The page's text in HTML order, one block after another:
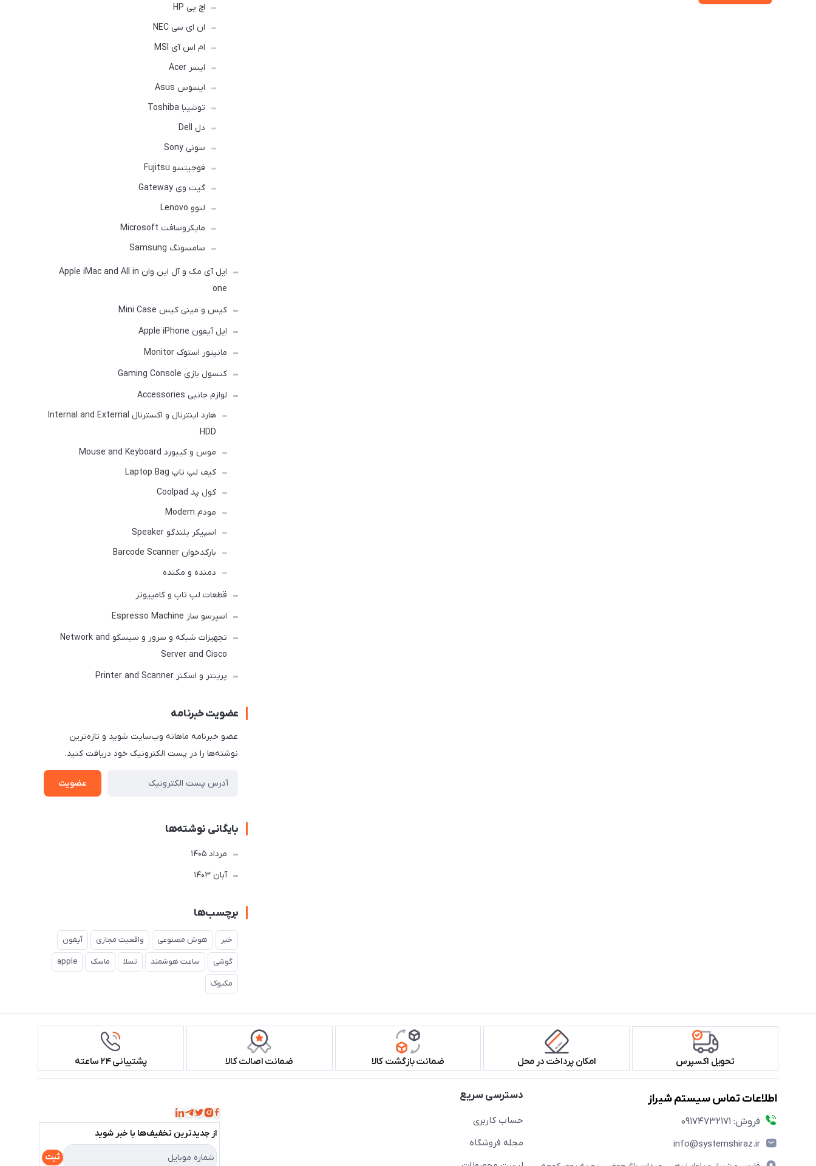
اچ پی HP
ان ای سی NEC
ام اس آی MSI
ایسر Acer
ایسوس Asus
توشیبا Toshiba
دل Dell
سونی Sony
فوجیتسو Fujitsu
گیت وی Gateway
لنوو Lenovo
مایکروسافت Microsoft
سامسونگ Samsung
اپل آی مک و آل این وان Apple iMac and All in
one
کیس و مینی کیس Mini Case
اپل آیفون Apple iPhone
مانیتور استوک Monitor
کنسول بازی Gaming Console
لوازم جانبی Accessories
هارد اینترنال و اکسترنال Internal and External
HDD
موس و کیبورد Mouse and Keyboard
کیف لپ تاپ Laptop Bag
کول پد Coolpad
مودم Modem
اسپیکر بلندگو Speaker
بارکدخوان Barcode Scanner
دمنده و مکنده
قطعات لپ تاپ و کامپیوتر
اسپرسو ساز Espresso Machine
تجهیزات شبکه و سرور و سیسکو Network and
Server and Cisco
پرینتر و اسکنر Printer and Scanner
عضویت خبرنامه
عضو خبرنامه ماهانه وب‌سایت شوید و تازه‌ترین
نوشته‌ها را در پست الکترونیک خود دریافت کنید.
عضویت
بایگانی نوشته‌ها
مرداد 1405
آبان 1403
برچسب‌ها
خبر هوش مصنوعی واقعیت مجازی آیفون
گوشی ساعت هوشمند تسلا ماسک apple
مکبوک
تحویل اکسپرس امکان پرداخت در محل ضمانت بازگشت کالا ضمانت اصالت کالا پشتیبانی ۲۴ ساعته
اطلاعات تماس سیستم شیراز
فروش: 09174732171
info@systemshiraz.ir
دسترسی سریع
حساب کاربری
مجله فروشگاه
از جدید‌ترین تخفیف‌ها با‌ خبر شوید
ثبت